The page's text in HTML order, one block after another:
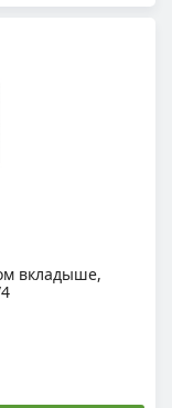
вкладыше,